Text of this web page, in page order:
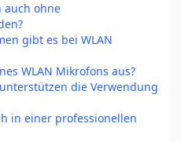
auch ohne
gibt es bei WLAN
WLAN Mikrofons aus?
die Verwendung
in einer professionellen